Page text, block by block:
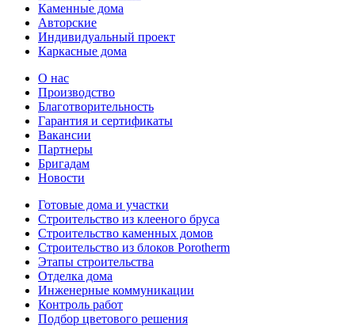
Каменные дома
Авторские
Индивидуальный проект
Каркасные дома
О нас
Производство
Благотворительность
Гарантия и сертификаты
Вакансии
Партнеры
Бригадам
Новости
Готовые дома и участки
Строительство из клееного бруса
Строительство каменных домов
Строительство из блоков Porotherm
Этапы строительства
Отделка дома
Инженерные коммуникации
Контроль работ
Подбор цветового решения